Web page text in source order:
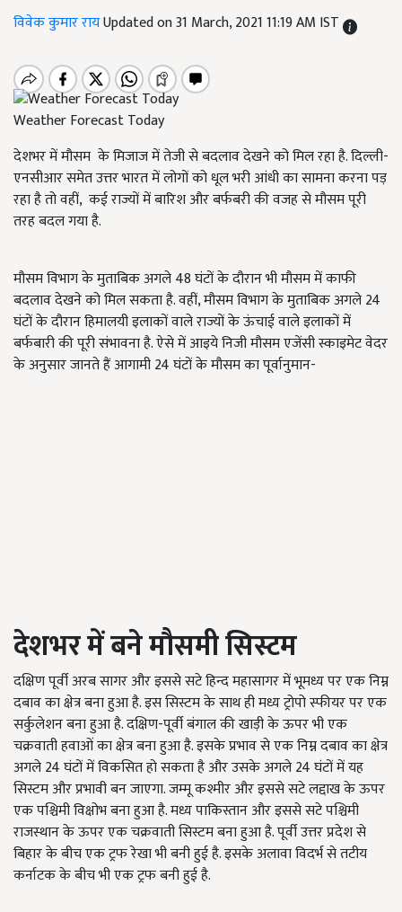
विवेक कुमार रायUpdated on 31 March, 2021 11:19 AM IST
Weather Forecast Today
देशभर में मौसम के मिजाज में तेजी से बदलाव देखने को मिल रहा है. दिल्ली-
एनसीआर समेत उत्तर भारत में लोगों को धूल भरी आंधी का सामना करना पड़
रहा है तो वहीं, कई राज्यों में बारिश और बर्फबरी की वजह से मौसम पूरी
तरह बदल गया है.
मौसम विभाग के मुताबिक अगले 48 घंटों के दौरान भी मौसम में काफी
बदलाव देखने को मिल सकता है. वहीं, मौसम विभाग के मुताबिक अगले 24
घंटों के दौरान हिमालयी इलाकों वाले राज्यों के ऊंचाई वाले इलाकों में
बर्फबारी की पूरी संभावना है. ऐसे में आइये निजी मौसम एजेंसी स्काइमेट वेदर
के अनुसार जानते हैं आगामी 24 घंटों के मौसम का पूर्वानुमान-
देशभर में बने मौसमी सिस्टम
दक्षिण पूर्वी अरब सागर और इससे सटे हिन्द महासागर में भूमध्य पर एक निम्न
दबाव का क्षेत्र बना हुआ है. इस सिस्टम के साथ ही मध्य ट्रोपो स्फीयर पर एक
सर्कुलेशन बना हुआ है. दक्षिण-पूर्वी बंगाल की खाड़ी के ऊपर भी एक
चक्रवाती हवाओं का क्षेत्र बना हुआ है. इसके प्रभाव से एक निम्न दबाव का क्षेत्र
अगले 24 घंटों में विकसित हो सकता है और उसके अगले 24 घंटों में यह
सिस्टम और प्रभावी बन जाएगा. जम्मू कश्मीर और इससे सटे लद्दाख के ऊपर
एक पश्चिमी विक्षोभ बना हुआ है. मध्य पाकिस्तान और इससे सटे पश्चिमी
राजस्थान के ऊपर एक चक्रवाती सिस्टम बना हुआ है. पूर्वी उत्तर प्रदेश से
बिहार के बीच एक ट्रफ रेखा भी बनी हुई है. इसके अलावा विदर्भ से तटीय
कर्नाटक के बीच भी एक ट्रफ बनी हुई है.